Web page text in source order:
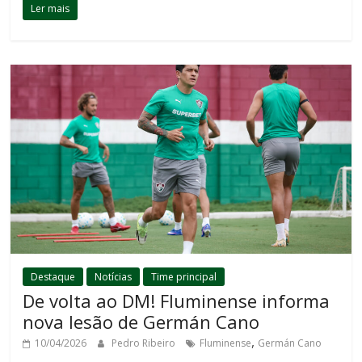
Ler mais
Destaque Notícias Time principal
De volta ao DM! Fluminense informa
nova lesão de Germán Cano
10/04/2026 Pedro Ribeiro Fluminense, Germán Cano